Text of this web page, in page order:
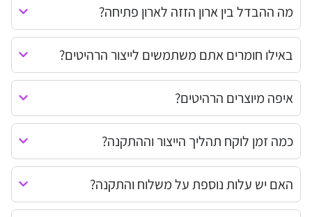
מה ההבדל בין ארון הזזה לארון פתיחה?
באילו חומרים אתם משתמשים לייצור הרהיטים?
איפה מיוצרים הרהיטים?
כמה זמן לוקח תהליך הייצור וההתקנה?
האם יש עלות נוספת על משלוח והתקנה?